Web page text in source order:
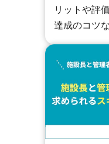
リットや評
達成のコツ
す。